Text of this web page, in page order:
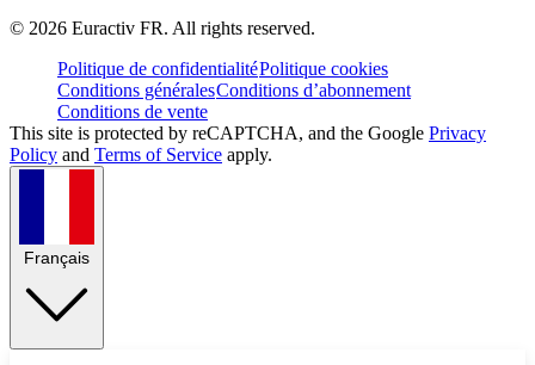
© 2026 Euractiv FR. All rights reserved.
Politique de confidentialitéPolitique cookies
Conditions généralesConditions d’abonnement
Conditions de vente
This site is protected by reCAPTCHA, and the Google Privacy
Policy and Terms of Service apply.
Français